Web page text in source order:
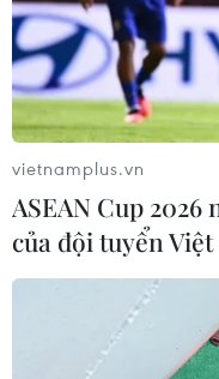
#Lợi nhuận Vietnam
#thị trường hàng không
Tp. Hồ Chí Minh
vietnamplus.vn
ASEAN Cup
của đội tuyển